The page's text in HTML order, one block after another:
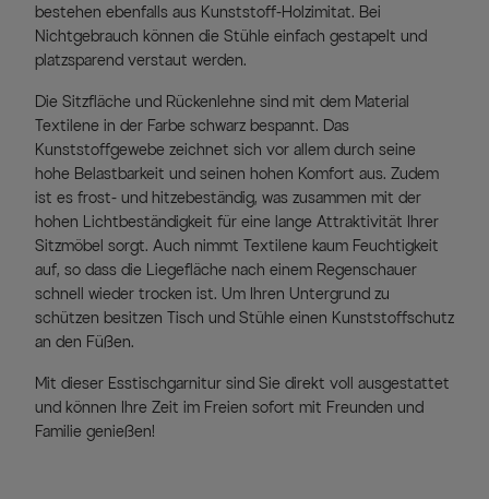
bestehen ebenfalls aus Kunststoff-Holzimitat. Bei
Nichtgebrauch können die Stühle einfach gestapelt und
platzsparend verstaut werden.
Die Sitzfläche und Rückenlehne sind mit dem Material
Textilene in der Farbe schwarz bespannt. Das
Kunststoffgewebe zeichnet sich vor allem durch seine
hohe Belastbarkeit und seinen hohen Komfort aus. Zudem
ist es frost- und hitzebeständig, was zusammen mit der
hohen Lichtbeständigkeit für eine lange Attraktivität Ihrer
Sitzmöbel sorgt. Auch nimmt Textilene kaum Feuchtigkeit
auf, so dass die Liegefläche nach einem Regenschauer
schnell wieder trocken ist. Um Ihren Untergrund zu
schützen besitzen Tisch und Stühle einen Kunststoffschutz
an den Füßen.
Mit dieser Esstischgarnitur sind Sie direkt voll ausgestattet
und können Ihre Zeit im Freien sofort mit Freunden und
Familie genießen!